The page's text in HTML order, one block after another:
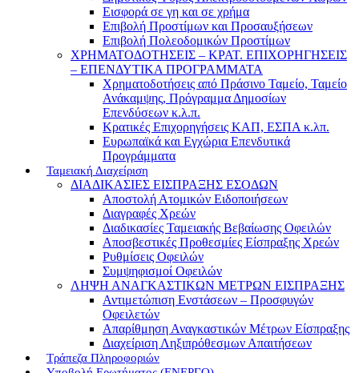
Εισφορά σε γη και σε χρήμα
Επιβολή Προστίμων και Προσαυξήσεων
Επιβολή Πολεοδομικών Προστίμων
ΧΡΗΜΑΤΟΔΟΤΗΣΕΙΣ – ΚΡΑΤ. ΕΠΙΧΟΡΗΓΗΣΕΙΣ
– ΕΠΕΝΔΥΤΙΚΑ ΠΡΟΓΡΑΜΜΑΤΑ
Χρηματοδοτήσεις από Πράσινο Ταμείο, Ταμείο
Ανάκαμψης, Πρόγραμμα Δημοσίων
Επενδύσεων κ.λ.π.
Κρατικές Επιχορηγήσεις ΚΑΠ, ΕΣΠΑ κ.λπ.
Ευρωπαϊκά και Εγχώρια Επενδυτικά
Προγράμματα
Ταμειακή Διαχείριση
ΔΙΑΔΙΚΑΣΙΕΣ ΕΙΣΠΡΑΞΗΣ ΕΣΟΔΩΝ
Αποστολή Ατομικών Ειδοποιήσεων
Διαγραφές Χρεών
Διαδικασίες Ταμειακής Βεβαίωσης Οφειλών
Αποσβεστικές Προθεσμίες Είσπραξης Χρεών
Ρυθμίσεις Οφειλών
Συμψηφισμοί Οφειλών
ΛΗΨΗ ΑΝΑΓΚΑΣΤΙΚΩΝ ΜΕΤΡΩΝ ΕΙΣΠΡΑΞΗΣ
Αντιμετώπιση Ενστάσεων – Προσφυγών
Οφειλετών
Απαρίθμηση Αναγκαστικών Μέτρων Είσπραξης
Διαχείριση Ληξιπρόθεσμων Απαιτήσεων
Τράπεζα Πληροφοριών